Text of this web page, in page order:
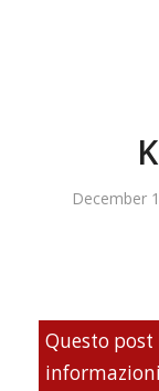
December
Questo post